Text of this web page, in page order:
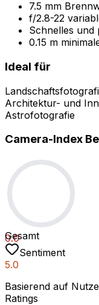
7.5 mm
f/2.8-22
Schnelles und
0.15 m
Ideal für
Architektur- und
Astrofotografie
Camera-Index
0.0
Gesamt
Sentiment
5.0
Basierend auf
Ratings